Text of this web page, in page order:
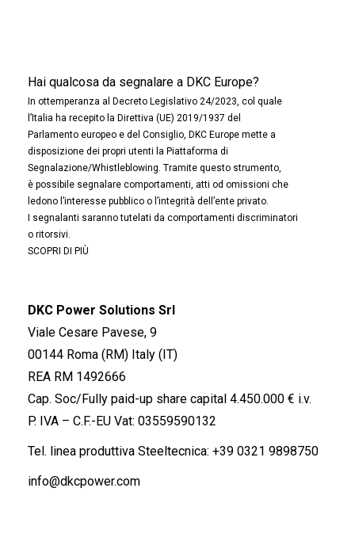
Hai qualcosa da segnalare a DKC Europe?
In ottemperanza al Decreto Legislativo 24/2023, col quale
l’Italia ha recepito la Direttiva (UE) 2019/1937 del
Parlamento europeo e del Consiglio, DKC Europe mette a
disposizione dei propri utenti la Piattaforma di
Segnalazione/Whistleblowing. Tramite questo strumento,
è possibile segnalare comportamenti, atti od omissioni che
ledono l’interesse pubblico o l’integrità dell’ente privato.
I segnalanti saranno tutelati da comportamenti discriminatori
o ritorsivi.
SCOPRI DI PIÙ
DKC Power Solutions Srl
Viale Cesare Pavese, 9
00144 Roma (RM) Italy (IT)
REA RM 1492666
Cap. Soc/Fully paid-up share capital 4.450.000 € i.v.
P. IVA – C.F.-EU Vat: 03559590132
Tel. linea produttiva Steeltecnica: +39 0321 9898750
info@dkcpower.com